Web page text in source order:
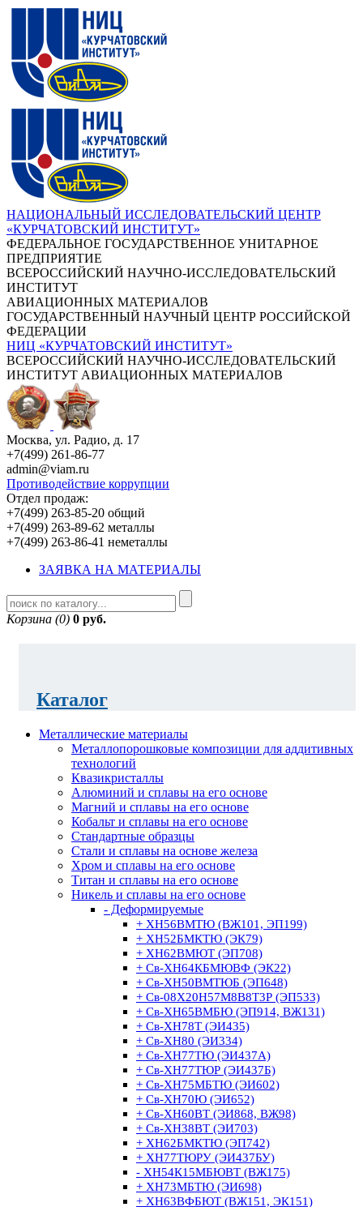
НАЦИОНАЛЬНЫЙ ИССЛЕДОВАТЕЛЬСКИЙ ЦЕНТР
«КУРЧАТОВСКИЙ ИНСТИТУТ»
ФЕДЕРАЛЬНОЕ ГОСУДАРСТВЕННОЕ УНИТАРНОЕ
ПРЕДПРИЯТИЕ
ВСЕРОССИЙСКИЙ НАУЧНО-ИССЛЕДОВАТЕЛЬСКИЙ
ИНСТИТУТ
АВИАЦИОННЫХ МАТЕРИАЛОВ
ГОСУДАРСТВЕННЫЙ НАУЧНЫЙ ЦЕНТР РОССИЙСКОЙ
ФЕДЕРАЦИИ
НИЦ «КУРЧАТОВСКИЙ ИНСТИТУТ»
ВСЕРОССИЙСКИЙ НАУЧНО-ИССЛЕДОВАТЕЛЬСКИЙ
ИНСТИТУТ АВИАЦИОННЫХ МАТЕРИАЛОВ
Москва, ул. Радио, д. 17
+7(499) 261-86-77
admin@viam.ru
Противодействие коррупции
Отдел продаж:
+7(499) 263-85-20 общий
+7(499) 263-89-62 металлы
+7(499) 263-86-41 неметаллы
ЗАЯВКА НА МАТЕРИАЛЫ
Корзина (0) 0 руб.
Каталог
Металлические материалы
Металлопорошковые композиции для аддитивных
технологий
Квазикристаллы
Алюминий и сплавы на его основе
Магний и сплавы на его основе
Кобальт и сплавы на его основе
Стандартные образцы
Стали и сплавы на основе железа
Хром и сплавы на его основе
Титан и сплавы на его основе
Никель и сплавы на его основе
- Деформируемые
+ ХН56ВМТЮ (ВЖ101, ЭП199)
+ ХН52БМКТЮ (ЭК79)
+ ХН62ВМЮТ (ЭП708)
+ Св-ХН64КБМЮВФ (ЭК22)
+ Св-ХН50ВМТЮБ (ЭП648)
+ Св-08Х20Н57М8В8Т3Р (ЭП533)
+ Св-ХН65ВМБЮ (ЭП914, ВЖ131)
+ Св-ХН78Т (ЭИ435)
+ Св-ХН80 (ЭИ334)
+ Св-ХН77ТЮ (ЭИ437А)
+ Св-ХН77ТЮР (ЭИ437Б)
+ Св-ХН75МБТЮ (ЭИ602)
+ Св-ХН70Ю (ЭИ652)
+ Св-ХН60ВТ (ЭИ868, ВЖ98)
+ Св-ХН38ВТ (ЭИ703)
+ ХН62БМКТЮ (ЭП742)
+ ХН77ТЮРУ (ЭИ437БУ)
- ХН54К15МБЮВТ (ВЖ175)
+ ХН73МБТЮ (ЭИ698)
+ ХН63ВФБЮТ (ВЖ151, ЭК151)